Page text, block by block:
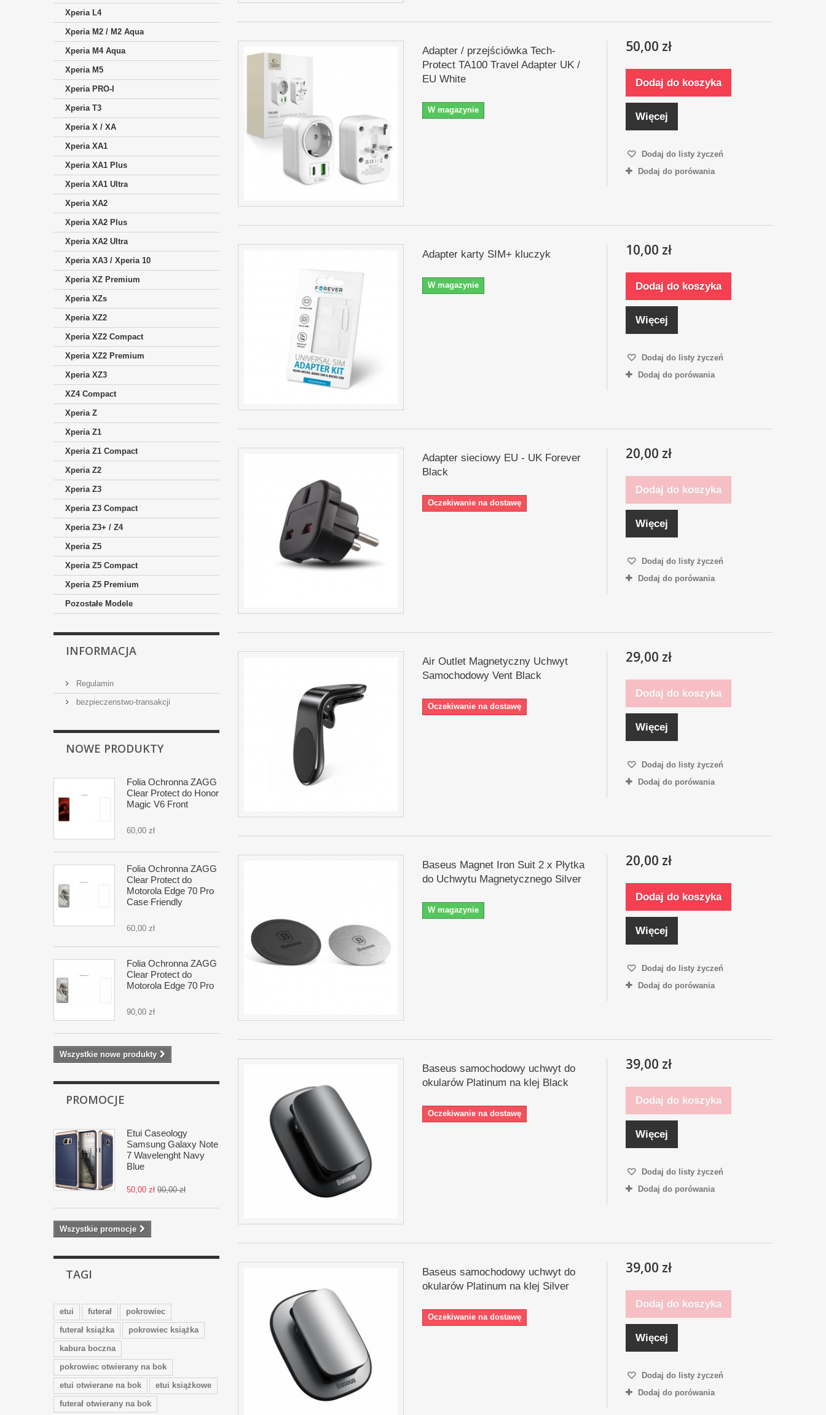
Xperia L4
Xperia M2 / M2 Aqua
Xperia M4 Aqua
Xperia M5
Xperia PRO-I
Xperia T3
Xperia X / XA
Xperia XA1
Xperia XA1 Plus
Xperia XA1 Ultra
Xperia XA2
Xperia XA2 Plus
Xperia XA2 Ultra
Xperia XA3 / Xperia 10
Xperia XZ Premium
Xperia XZs
Xperia XZ2
Xperia XZ2 Compact
Xperia XZ2 Premium
Xperia XZ3
XZ4 Compact
Xperia Z
Xperia Z1
Xperia Z1 Compact
Xperia Z2
Xperia Z3
Xperia Z3 Compact
Xperia Z3+ / Z4
Xperia Z5
Xperia Z5 Compact
Xperia Z5 Premium
Pozostałe Modele
INFORMACJA
Regulamin
bezpieczenstwo-transakcji
NOWE PRODUKTY
Folia Ochronna ZAGG
Clear Protect do Honor
Magic V6 Front
60,00 zł
Folia Ochronna ZAGG
Clear Protect do
Motorola Edge 70 Pro
Case Friendly
60,00 zł
Folia Ochronna ZAGG
Clear Protect do
Motorola Edge 70 Pro
90,00 zł
Wszystkie nowe produkty
PROMOCJE
Etui Caseology
Samsung Galaxy Note
7 Wavelenght Navy
Blue
50,00 zł 90,00 zł
Wszystkie promocje
TAGI
etui futerał
pokrowiec
futerał książka
pokrowiec książka
kabura boczna
pokrowiec otwierany na bok
etui otwierane na bok
etui książkowe
futerał otwierany na bok
Adapter / przejściówka Tech-
Protect TA100 Travel Adapter UK /
EU White
W magazynie
50,00 zł
Dodaj do koszyka
Więcej
Dodaj do listy życzeń
Dodaj do porówania
Adapter karty SIM+ kluczyk
W magazynie
10,00 zł
Dodaj do koszyka
Więcej
Dodaj do listy życzeń
Dodaj do porówania
Adapter sieciowy EU - UK Forever
Black
Oczekiwanie na dostawę
20,00 zł
Dodaj do koszyka
Więcej
Dodaj do listy życzeń
Dodaj do porówania
Air Outlet Magnetyczny Uchwyt
Samochodowy Vent Black
Oczekiwanie na dostawę
29,00 zł
Dodaj do koszyka
Więcej
Dodaj do listy życzeń
Dodaj do porówania
Baseus Magnet Iron Suit 2 x Płytka
do Uchwytu Magnetycznego Silver
W magazynie
20,00 zł
Dodaj do koszyka
Więcej
Dodaj do listy życzeń
Dodaj do porówania
Baseus samochodowy uchwyt do
okularów Platinum na klej Black
Oczekiwanie na dostawę
39,00 zł
Dodaj do koszyka
Więcej
Dodaj do listy życzeń
Dodaj do porówania
Baseus samochodowy uchwyt do
okularów Platinum na klej Silver
Oczekiwanie na dostawę
39,00 zł
Dodaj do koszyka
Więcej
Dodaj do listy życzeń
Dodaj do porówania